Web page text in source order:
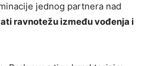
jednog partnera nad
ravnotežu između vođenja i